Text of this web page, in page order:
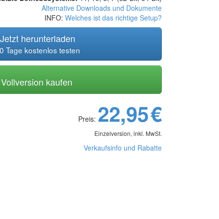
Alternative Downloads und Dokumente
INFO: Welches ist das richtige Setup?
Jetzt herunterladen
Tage kostenlos testen
kaufen
Preis: 22,95€
Einzelversion, inkl. MwSt.
Verkaufsinfo und Rabatte